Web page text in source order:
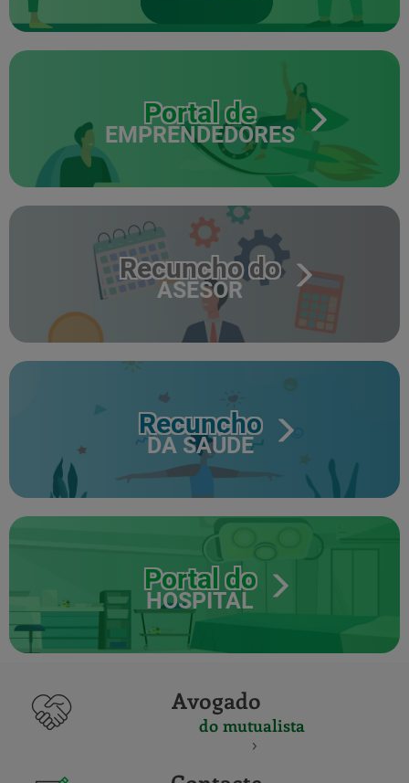
Portal de
EMPRENDEDORES
Recuncho do
ASESOR
Recuncho
DA SAÚDE
Portal do
HOSPITAL
Avogado
do mutualista